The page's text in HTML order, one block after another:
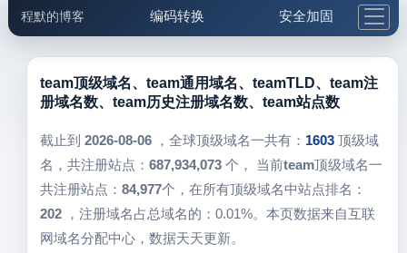
程默的博客 编码转换 安全加固
邮件工具 生活便民 更多工具
5.1支付宝大红包
team顶级域名、team通用域名、teamTLD、team注
册域名数、team历史注册域名数、team站点数
截止到 2026-08-06，全球顶级域名一共有： 1603 顶级域
名，共注册站点： 687,934,073 个， 当前team顶级域名一
共注册站点： 84,977个，在所有顶级域名中站点排名：
202，注册域名占总域名的：0.01%。本页数据来自互联
网域名分配中心，数据天天更新。